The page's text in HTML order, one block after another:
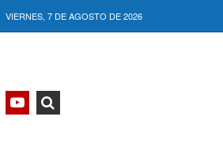
VIERNES, 7 DE AGOSTO DE 2026